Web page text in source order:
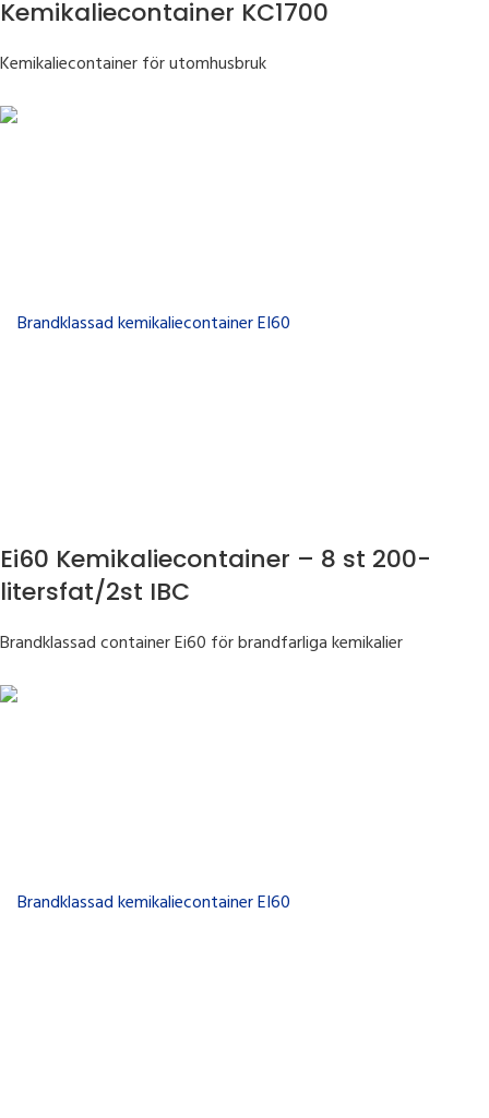
Kemikaliecontainer KC1700
Kemikaliecontainer för utomhusbruk
Ei60 Kemikaliecontainer – 8 st 200-
litersfat/2st IBC
Brandklassad container Ei60 för brandfarliga kemikalier